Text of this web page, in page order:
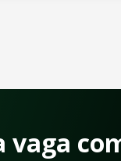
vaga